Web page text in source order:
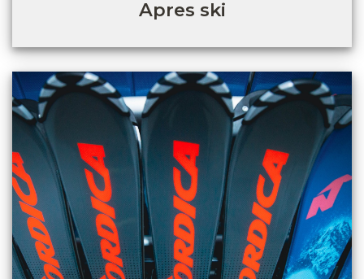
Apres ski